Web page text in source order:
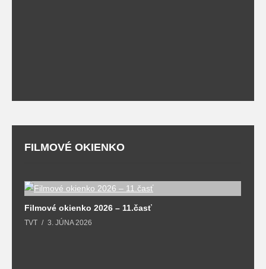
FILMOVÉ OKIENKO
Filmové okienko 2026 – 11.časť
TVT 3. JÚNA 2026